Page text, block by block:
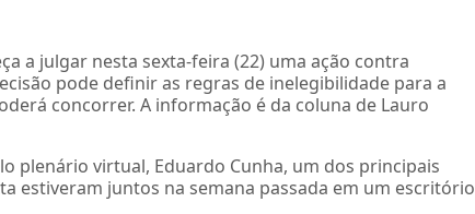
a julgar nesta sexta-feira (22) uma ação contra
pode definir as regras de inelegibilidade para a
concorrer. A informação é da coluna de Lauro
plenário virtual, Eduardo Cunha, um dos principais
estiveram juntos na semana passada em um escritório